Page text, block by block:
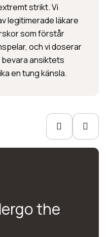
strikt. Vi
legitimerade läkare
som förstår
och vi doserar
ansiktets
en tung känsla.
post-
the